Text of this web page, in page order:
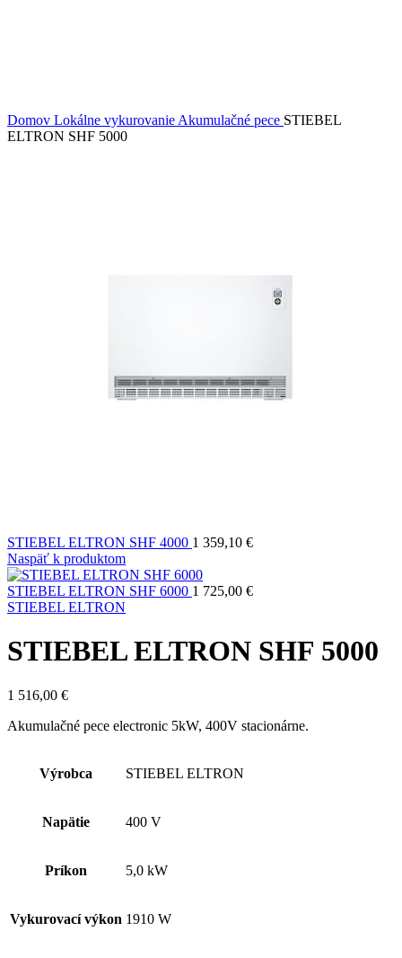
Domov Lokálne vykurovanie Akumulačné pece STIEBEL
ELTRON SHF 5000
STIEBEL ELTRON SHF 4000 1 359,10 €
Naspäť k produktom
STIEBEL ELTRON SHF 6000 1 725,00 €
STIEBEL ELTRON
STIEBEL ELTRON SHF 5000
1 516,00 €
Akumulačné pece electronic 5kW, 400V stacionárne.
Výrobca STIEBEL ELTRON
Napätie 400 V
Príkon 5,0 kW
Vykurovací výkon 1910 W